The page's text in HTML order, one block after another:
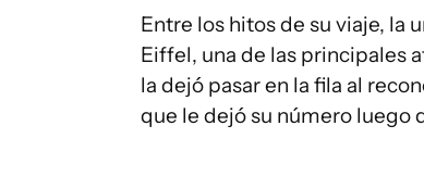
Entre los hitos de su viaje, la
Eiffel, una de las principales
la dejó pasar en la fila al
que le dejó su número luego